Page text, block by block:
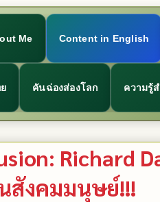
Me Content in English
คันฉ่องส่องโลก ความรู้
Richard
สังคมมนุษย์!!!